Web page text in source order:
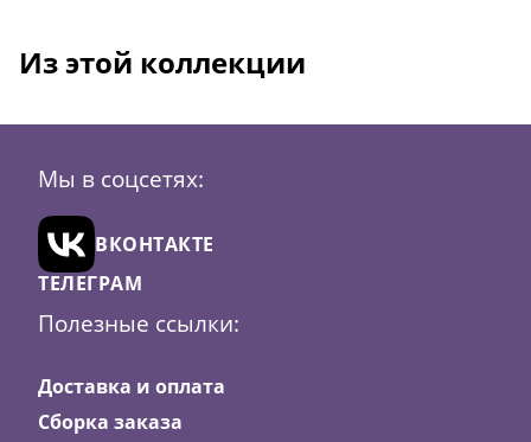
Из этой коллекции
Мы в соцсетях:
ВКОНТАКТЕ
ТЕЛЕГРАМ
Полезные ссылки:
Доставка и оплата
Сборка заказа